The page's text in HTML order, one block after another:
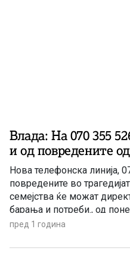
Влада: На 070 355
и од повредените
Нова телефонска линија,
повредените во
семејства ќе можат
барања и потреби., од
Владата. „Ја
непрекинато и достапно
пред 1 година